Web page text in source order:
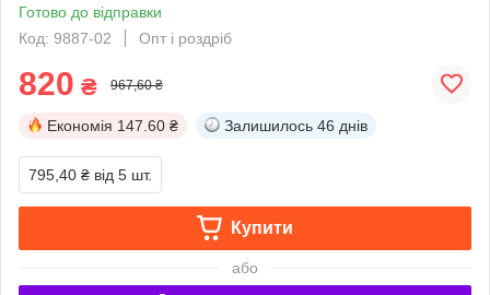
Готово до відправки
Код: 9887-02
Опт і роздріб
820 ₴ 967,60 ₴
Економія 147.60 ₴ Залишилось 46 днів
795,40 ₴ від 5 шт.
Купити
або